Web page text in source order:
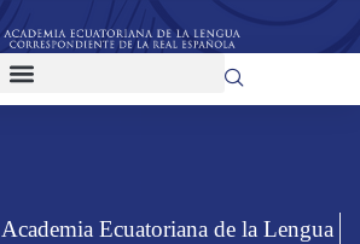
Academia Ecuatoriana de la Lengua